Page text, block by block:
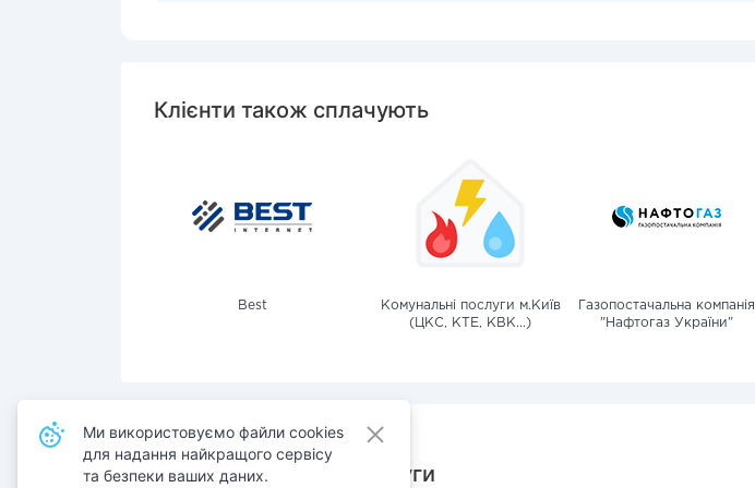
Клієнти також сплачують
Best
Комунальні послуги м.Київ
(ЦКС, КТЕ, КВК...)
Газопостачальна компанія
"Нафтогаз України"
Також сплачують послуги
Ми використовуємо файли cookies
для надання найкращого сервісу
та безпеки ваших даних.